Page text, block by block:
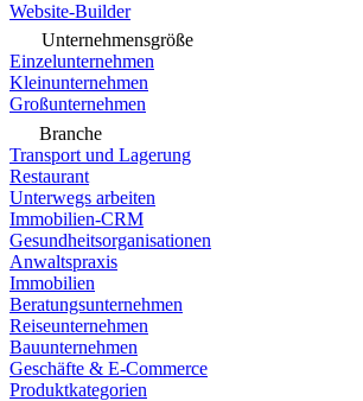
Website-Builder
Unternehmensgröße
Einzelunternehmen
Kleinunternehmen
Großunternehmen
Branche
Transport und Lagerung
Restaurant
Unterwegs arbeiten
Immobilien-CRM
Gesundheitsorganisationen
Anwaltspraxis
Immobilien
Beratungsunternehmen
Reiseunternehmen
Bauunternehmen
Geschäfte & E-Commerce
Produktkategorien